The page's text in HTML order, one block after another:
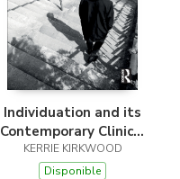
Individuation and its
Contemporary Clinical
Applications
KERRIE KIRKWOOD
Disponible